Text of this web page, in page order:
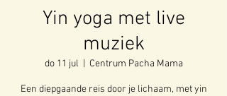
Yin yoga met live
muziek
do 11 jul Centrum Pacha Mama
Een diepgaande reis door je lichaam, met yin